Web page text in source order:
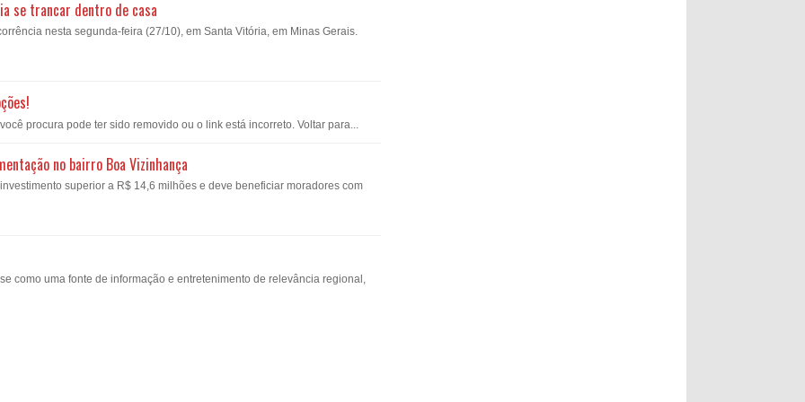
se trancar dentro de casa
nesta segunda-feira (27/10), em Santa Vitória, em Minas Gerais.
procura pode ter sido removido ou o link está incorreto. Voltar para...
no bairro Boa Vizinhança
superior a R$ 14,6 milhões e deve beneficiar moradores com
como uma fonte de informação e entretenimento de relevância regional,